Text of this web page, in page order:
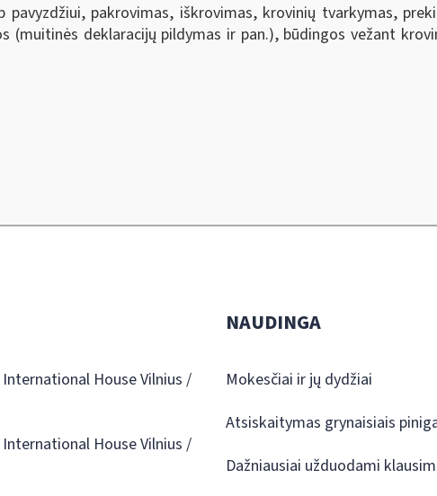
pakrovimas, iškrovimas, krovinių tvarkymas,
(muitinės deklaracijų pildymas ir pan.), būdingos vežant
House Vilnius /
House Vilnius /
NAUDINGA
Mokesčiai ir jų dydžiai
Atsiskaitymas grynaisiais
Dažniausiai užduodami